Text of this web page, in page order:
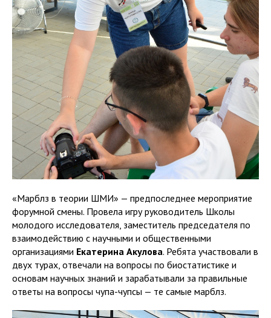
«Марблз в теории ШМИ» — предпоследнее мероприятие
форумной смены. Провела игру руководитель Школы
молодого исследователя, заместитель председателя по
взаимодействию с научными и общественными
организациями Екатерина Акулова. Ребята участвовали в
двух турах, отвечали на вопросы по биостатистике и
основам научных знаний и зарабатывали за правильные
ответы на вопросы чупа-чупсы — те самые марблз.